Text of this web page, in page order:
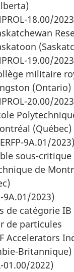
18.00/
19.00/
militaire
(Ontario)
20.00/
(Québec)
9A.01/2023)
sous-
de
9A.01/2023)
de catégorie IB
de particules
Accelerators
Britannique)
01.00/2022)